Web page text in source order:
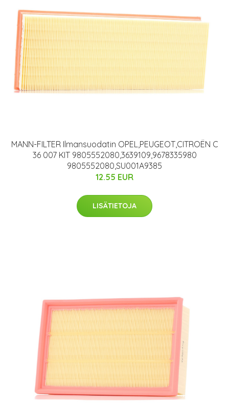
MANN-FILTER Ilmansuodatin OPEL,PEUGEOT,CITROËN C
36 007 KIT 9805552080,3639109,9678335980
9805552080,SU001A9385
12.55 EUR
LISÄTIETOJA